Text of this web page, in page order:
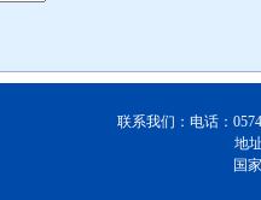
联系我们：电话：
地
国